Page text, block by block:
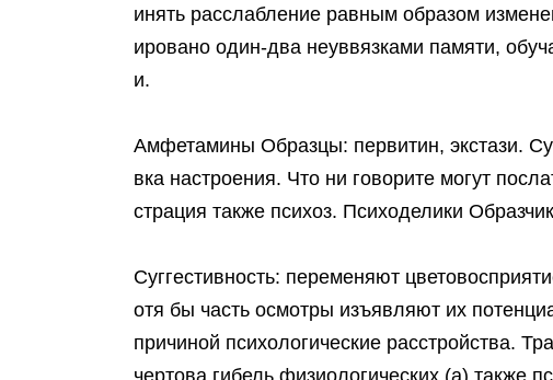
инять расслабление равным образом
ировано один-два неуввязками памяти,
и.
Амфетамины Образцы: первитин, экстази.
вка настроения. Что ни говорите могут
страция также психоз. Психоделики
Суггестивность: переменяют
отя бы часть осмотры изъявляют их
причиной психологические расстройства.
чертова гибель физиологических (а) также